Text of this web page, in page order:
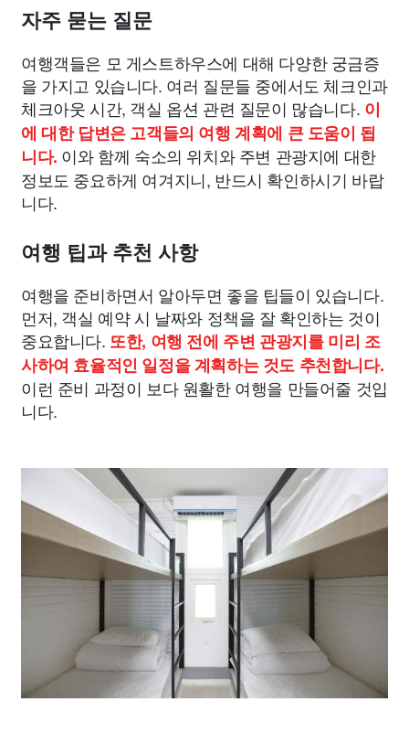
자주 묻는 질문
여행객들은 모 게스트하우스에 대해 다양한 궁금증
을 가지고 있습니다. 여러 질문들 중에서도 체크인과
체크아웃 시간, 객실 옵션 관련 질문이 많습니다. 이
에 대한 답변은 고객들의 여행 계획에 큰 도움이 됩
니다. 이와 함께 숙소의 위치와 주변 관광지에 대한
정보도 중요하게 여겨지니, 반드시 확인하시기 바랍
니다.
여행 팁과 추천 사항
여행을 준비하면서 알아두면 좋을 팁들이 있습니다.
먼저, 객실 예약 시 날짜와 정책을 잘 확인하는 것이
중요합니다. 또한, 여행 전에 주변 관광지를 미리 조
사하여 효율적인 일정을 계획하는 것도 추천합니다.
이런 준비 과정이 보다 원활한 여행을 만들어줄 것입
니다.